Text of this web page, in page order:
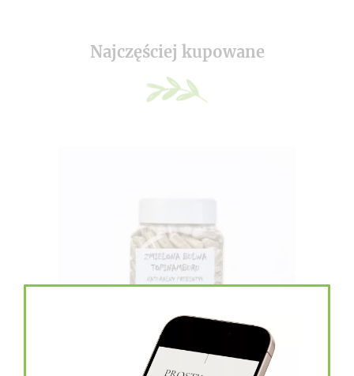
Najczęściej kupowane